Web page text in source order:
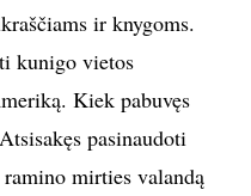
ir knygoms.
kunigo vietos
Kiek pabuvęs
pasinaudoti
mirties valandą